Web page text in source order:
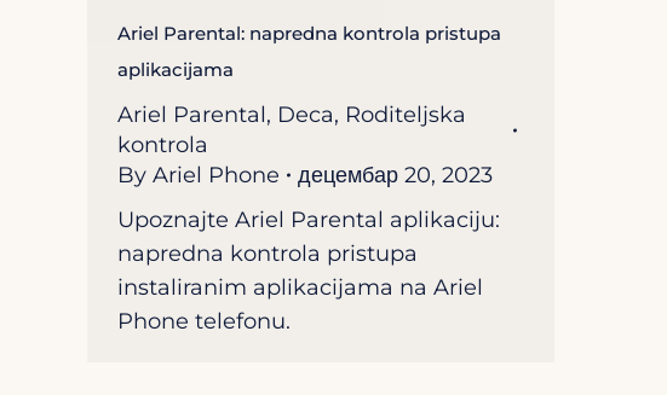
Ariel Parental: napredna kontrola pristupa
aplikacijama
Ariel Parental, Deca, Roditeljska
kontrola
By Ariel Phone
децембар 20, 2023
Upoznajte Ariel Parental aplikaciju:
napredna kontrola pristupa
instaliranim aplikacijama na Ariel
Phone telefonu.